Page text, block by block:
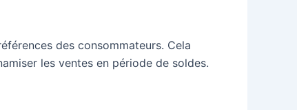
des consommateurs. Cela
les ventes en période de soldes.